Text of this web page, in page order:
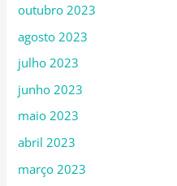
outubro 2023
agosto 2023
julho 2023
junho 2023
maio 2023
abril 2023
março 2023